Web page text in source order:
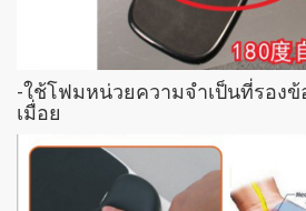
-ใช้โฟมหน่วยความจำเป็นที่รอง
เมื่อย